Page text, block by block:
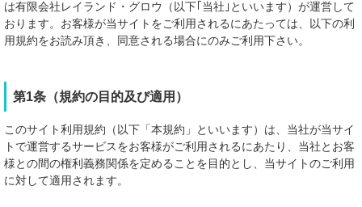
は有限会社レイランド・グロウ（以下｢当社｣といいます）が運営して
おります。お客様が当サイトをご利用されるにあたっては、以下の利
用規約をお読み頂き、同意される場合にのみご利用下さい。
第1条（規約の目的及び適用）
このサイト利用規約（以下「本規約」といいます）は、当社が当サイ
トで運営するサービスをお客様がご利用されるにあたり、当社とお客
様との間の権利義務関係を定めることを目的とし、当サイトのご利用
に対して適用されます。